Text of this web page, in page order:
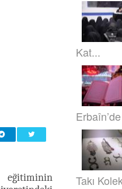
eğitiminin
Kat...
Takı